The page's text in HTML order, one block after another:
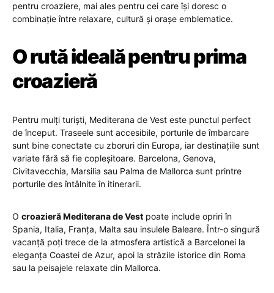
pentru croaziere, mai ales pentru cei care își doresc o
combinație între relaxare, cultură și orașe emblematice.
O rută ideală pentru prima
croazieră
Pentru mulți turiști, Mediterana de Vest este punctul perfect
de început. Traseele sunt accesibile, porturile de îmbarcare
sunt bine conectate cu zboruri din Europa, iar destinațiile sunt
variate fără să fie copleșitoare. Barcelona, Genova,
Civitavecchia, Marsilia sau Palma de Mallorca sunt printre
porturile des întâlnite în itinerarii.
O croazieră Mediterana de Vest poate include opriri în
Spania, Italia, Franța, Malta sau insulele Baleare. Într-o singură
vacanță poți trece de la atmosfera artistică a Barcelonei la
eleganța Coastei de Azur, apoi la străzile istorice din Roma
sau la peisajele relaxate din Mallorca.